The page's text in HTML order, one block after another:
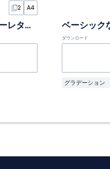
2 A4
ミニマルな事務アシスタント向けカバーレタードキュメント
ダウンロード
グラデーション